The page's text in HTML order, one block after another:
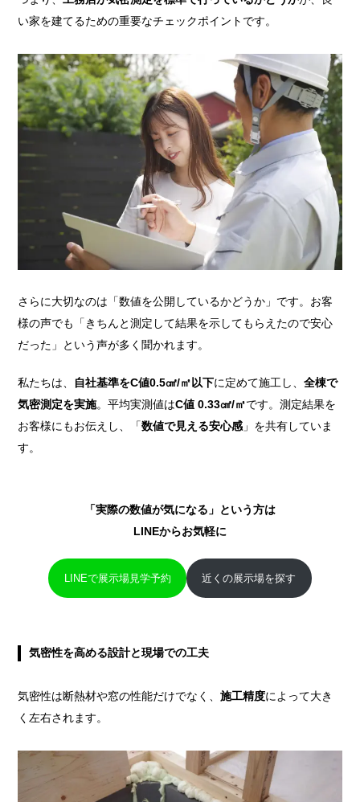
い家を建てるための重要なチェックポイントです。
さらに大切なのは「数値を公開しているかどうか」です。お客
様の声でも「きちんと測定して結果を示してもらえたので安心
だった」という声が多く聞かれます。
私たちは、 自社基準をC値0.5㎠/㎡以下に定めて施工し、全棟で
気密測定を実施。平均実測値はC値 0.33㎠/㎡です。測定結果を
お客様にもお伝えし、「数値で見える安心感 」を共有していま
す。
「実際の数値が気になる」という方は
LINEからお気軽に
LINEで展示場見学予約 近くの展示場を探す
気密性を高める設計と現場での工夫
気密性は断熱材や窓の性能だけでなく、施工精度によって大き
く左右されます。